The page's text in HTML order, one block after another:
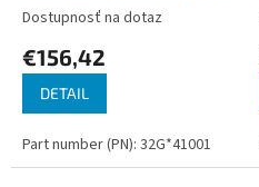
Navy
Dostupnosť na dotaz
€156,42
DETAIL
Part number (PN): 32G*41001